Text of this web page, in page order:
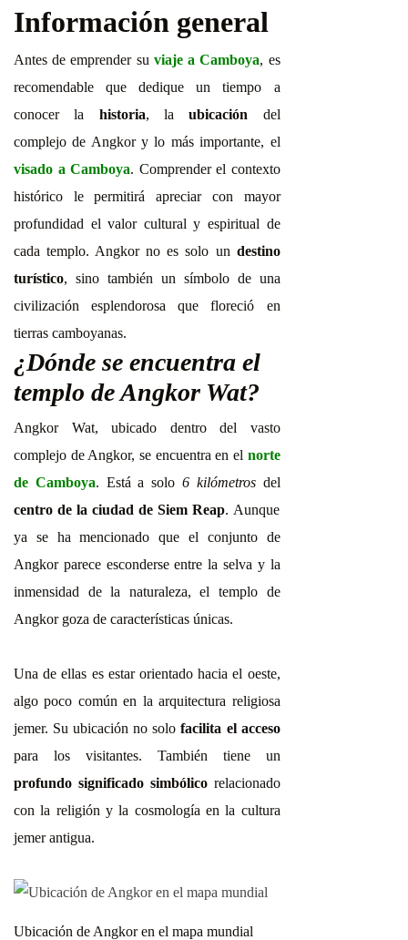
Información general
Antes de emprender su viaje a Camboya, es
recomendable que dedique un tiempo a
conocer la historia, laubicación del
complejo de Angkor y lo más importante, el
visado a Camboya. Comprender el contexto
histórico le permitirá apreciar con mayor
profundidad el valor cultural y espiritual de
cada templo. Angkor no es solo un destino
turístico, sino también un símbolo de una
civilización esplendorosa que floreció en
tierras camboyanas.
¿Dónde se encuentra el
templo de Angkor Wat?
Angkor Wat, ubicado dentro del vasto
complejo de Angkor, se encuentra en el norte
de Camboya. Está a solo 6 kilómetros del
centro de la ciudad de Siem Reap. Aunque
ya se ha mencionado que el conjunto de
Angkor parece esconderse entre la selva y la
inmensidad de la naturaleza, el templo de
Angkor goza de características únicas.
Una de ellas es estar orientado hacia el oeste,
algo poco común en la arquitectura religiosa
jemer. Su ubicación no solo facilita el acceso
para los visitantes. También tiene un
profundo significado simbólicorelacionado
con la religión y la cosmología en la cultura
jemer antigua.
Ubicación de Angkor en el mapa mundial